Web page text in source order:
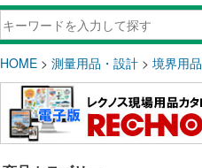
HOME > 測量用品・設計 > 境界用品